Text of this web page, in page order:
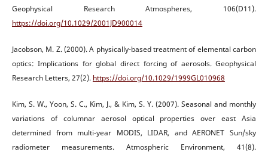
Geophysical Research Atmospheres, 106(D11).
https://doi.org/10.1029/2001JD900014
Jacobson, M. Z. (2000). A physically-based treatment of elemental carbon
optics: Implications for global direct forcing of aerosols. Geophysical
Research Letters, 27(2). https://doi.org/10.1029/1999GL010968
Kim, S. W., Yoon, S. C., Kim, J., & Kim, S. Y. (2007). Seasonal and monthly
variations of columnar aerosol optical properties over east Asia
determined from multi-year MODIS, LIDAR, and AERONET Sun/sky
radiometer measurements. Atmospheric Environment, 41(8).